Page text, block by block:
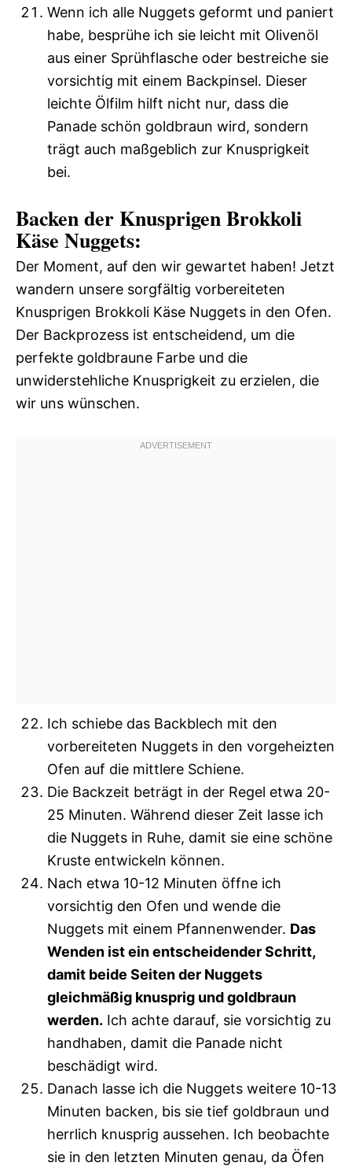
Wenn ich alle Nuggets geformt und paniert
habe, besprühe ich sie leicht mit Olivenöl
aus einer Sprühflasche oder bestreiche sie
vorsichtig mit einem Backpinsel. Dieser
leichte Ölfilm hilft nicht nur, dass die
Panade schön goldbraun wird, sondern
trägt auch maßgeblich zur Knusprigkeit
bei.
Backen der Knusprigen Brokkoli
Käse Nuggets:
Der Moment, auf den wir gewartet haben! Jetzt
wandern unsere sorgfältig vorbereiteten
Knusprigen Brokkoli Käse Nuggets in den Ofen.
Der Backprozess ist entscheidend, um die
perfekte goldbraune Farbe und die
unwiderstehliche Knusprigkeit zu erzielen, die
wir uns wünschen.
Ich schiebe das Backblech mit den
vorbereiteten Nuggets in den vorgeheizten
Ofen auf die mittlere Schiene.
Die Backzeit beträgt in der Regel etwa 20-
25 Minuten. Während dieser Zeit lasse ich
die Nuggets in Ruhe, damit sie eine schöne
Kruste entwickeln können.
Nach etwa 10-12 Minuten öffne ich
vorsichtig den Ofen und wende die
Nuggets mit einem Pfannenwender. Das
Wenden ist ein entscheidender Schritt,
damit beide Seiten der Nuggets
gleichmäßig knusprig und goldbraun
werden. Ich achte darauf, sie vorsichtig zu
handhaben, damit die Panade nicht
beschädigt wird.
Danach lasse ich die Nuggets weitere 10-13
Minuten backen, bis sie tief goldbraun und
herrlich knusprig aussehen. Ich beobachte
sie in den letzten Minuten genau, da Öfen